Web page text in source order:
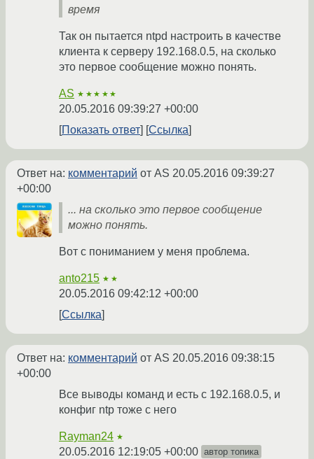
время
Так он пытается ntpd настроить в качестве
клиента к серверу 192.168.0.5, на сколько
это первое сообщение можно понять.
AS ★★★★★
20.05.2016 09:39:27 +00:00
Показать ответ
Ссылка
Ответ на: комментарий от AS 20.05.2016 09:39:27
+00:00
... на сколько это первое сообщение
можно понять.
Вот с пониманием у меня проблема.
anto215 ★★
20.05.2016 09:42:12 +00:00
Ссылка
Ответ на: комментарий от AS 20.05.2016 09:38:15
+00:00
Все выводы команд и есть с 192.168.0.5, и
конфиг ntp тоже с него
Rayman24 ★
20.05.2016 12:19:05 +00:00 автор топика